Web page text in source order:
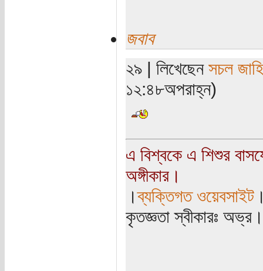
জবাব
২৯ | লিখেছেন সচল
১২:৪৮অপরাহ্ন)
এ বিশ্বকে এ শিশুর
অঙ্গীকার।
।ব্যক্তিগত ওয়েবসাইট
কৃতজ্ঞতা স্বীকারঃ অভ্র।